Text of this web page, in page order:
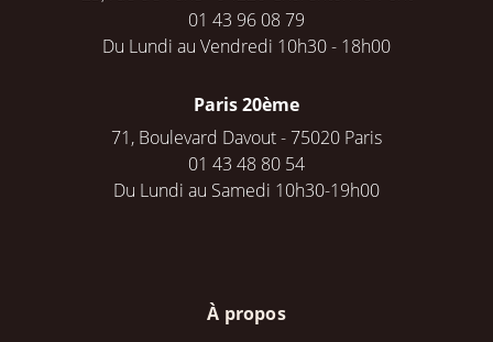
01 43 96 08 79
Du Lundi au Vendredi 10h30 - 18h00
Paris 20ème
71, Boulevard Davout - 75020 Paris
01 43 48 80 54
Du Lundi au Samedi 10h30-19h00
À propos